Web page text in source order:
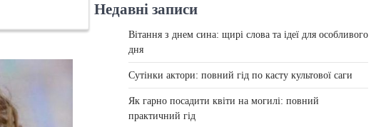
Недавні записи
Вітання з днем сина: щирі слова та ідеї для особливого
дня
Сутінки актори: повний гід по касту культової саги
Як гарно посадити квіти на могилі: повний
практичний гід